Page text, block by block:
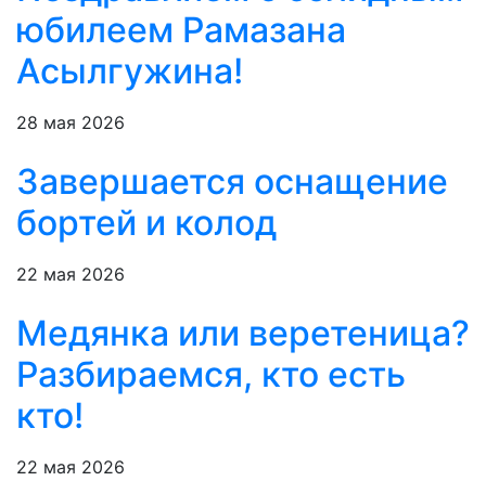
юбилеем Рамазана
Асылгужина!
28 мая 2026
Завершается оснащение
бортей и колод
22 мая 2026
Медянка или веретеница?
Разбираемся, кто есть
кто!
22 мая 2026